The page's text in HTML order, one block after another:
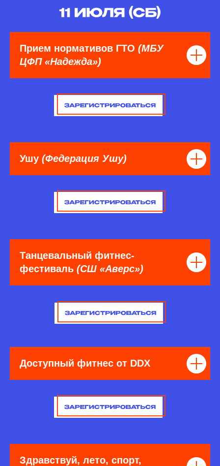
Прием нормативов ГТО (МБУ
ЦФП «Надежда»)
Ушу (Федерация Ушу)
Танцевальный фитнес-
фестиваль (СШ «Аверс»)
Доступный фитнес от DDX
Здравствуй, лето, спорт,